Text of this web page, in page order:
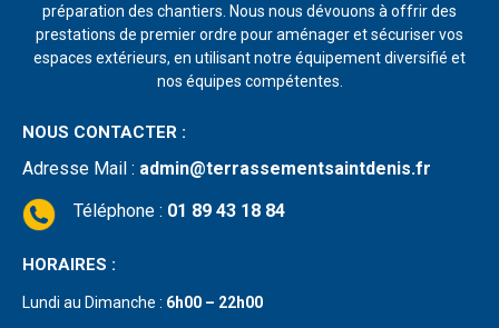
préparation des chantiers. Nous nous dévouons à offrir des
prestations de premier ordre pour aménager et sécuriser vos
espaces extérieurs, en utilisant notre équipement diversifié et
nos équipes compétentes.
NOUS CONTACTER :
Adresse Mail : admin@terrassementsaintdenis.fr
Téléphone : 01 89 43 18 84
HORAIRES :
Lundi au Dimanche : 6h00 – 22h00